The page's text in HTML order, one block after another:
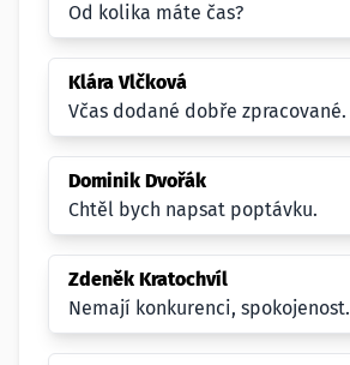
Od kolika máte čas?
Klára Vlčková
Včas dodané dobře zpracované.
Dominik Dvořák
Chtěl bych napsat poptávku.
Zdeněk Kratochvíl
Nemají konkurenci, spokojenost.